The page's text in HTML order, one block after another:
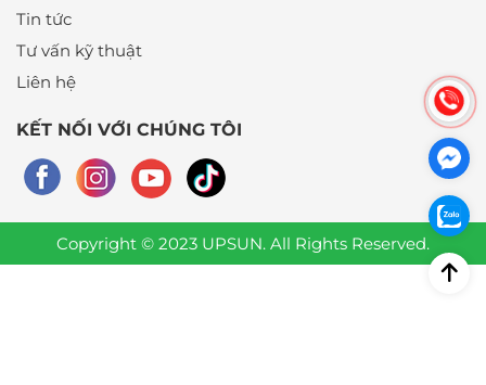
Tin tức
Tư vấn kỹ thuật
Liên hệ
KẾT NỐI VỚI CHÚNG TÔI
Copyright © 2023 UPSUN. All Rights Reserved.